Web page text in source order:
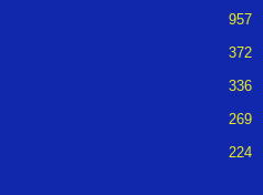
957
372
336
269
224